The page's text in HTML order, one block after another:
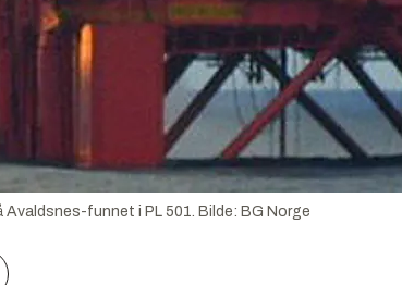
Avaldsnes-funnet i PL 501. Bilde: BG Norge